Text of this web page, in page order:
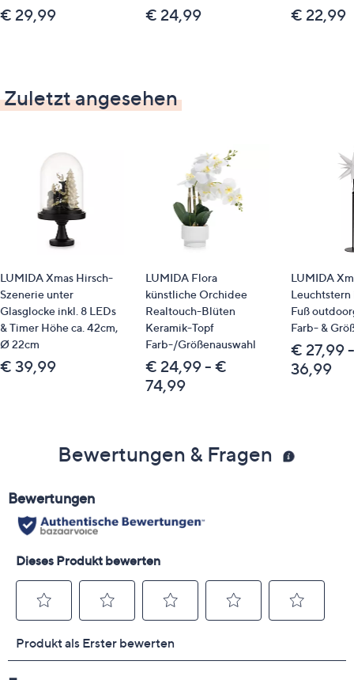
€ 29,99 € 24,99 € 22,99
Zuletzt angesehen
LUMIDA Xmas Hirsch-
Szenerie unter
Glasglocke inkl. 8 LEDs
& Timer Höhe ca. 42cm,
Ø 22cm
€ 39,99
LUMIDA Flora
künstliche Orchidee
Realtouch-Blüten
Keramik-Topf
Farb-/Größenauswahl
€ 24,99 - €
74,99
LUMIDA
Fuß
Farb- &
€ 27,99
36,99
Bewertungen & Fragen